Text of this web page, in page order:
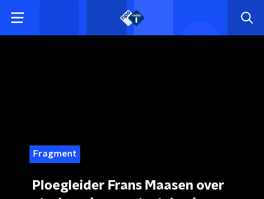
Fragment
Ploegleider Frans Maasen over